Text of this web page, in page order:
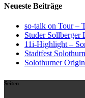
Neueste Beiträge
so-talk on Tour –
Studer Sollberger
11i-Highlight –
Stadtfest
Solothurner
Seiten